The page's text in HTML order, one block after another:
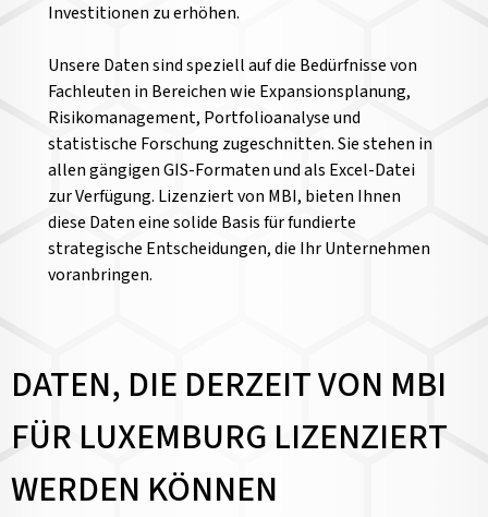
Investitionen zu erhöhen.
Unsere Daten sind speziell auf die Bedürfnisse von
Fachleuten in Bereichen wie Expansionsplanung,
Risikomanagement, Portfolioanalyse und
statistische Forschung zugeschnitten. Sie stehen in
allen gängigen GIS-Formaten und als Excel-Datei
zur Verfügung. Lizenziert von MBI, bieten Ihnen
diese Daten eine solide Basis für fundierte
strategische Entscheidungen, die Ihr Unternehmen
voranbringen.
DATEN, DIE DERZEIT VON MBI
FÜR LUXEMBURG LIZENZIERT
WERDEN KÖNNEN